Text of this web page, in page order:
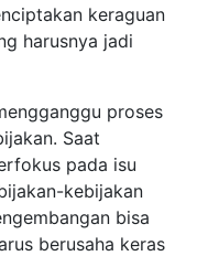
keraguan
harusnya jadi
proses
Saat
pada isu
kebijakan
bisa
berusaha keras